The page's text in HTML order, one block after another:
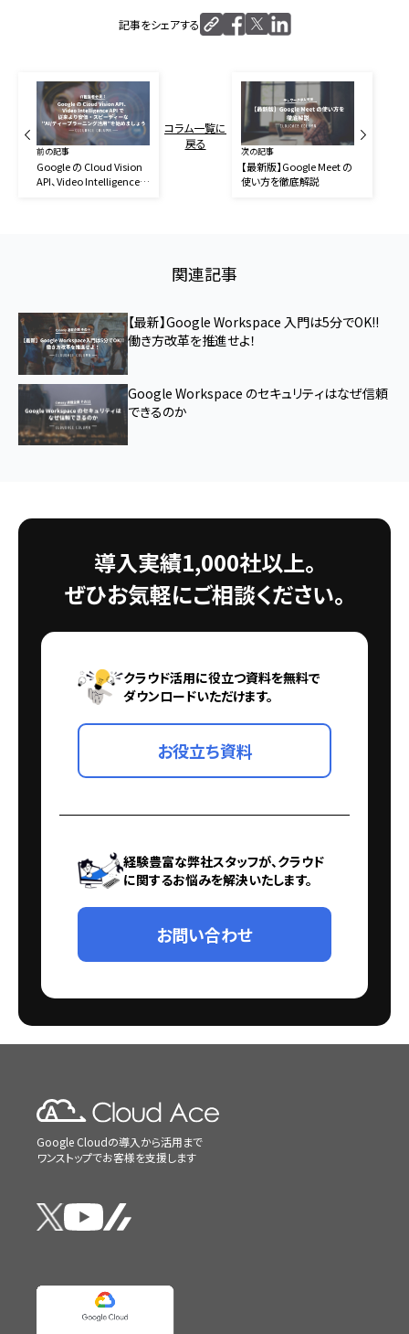
記事をシェアする
前の記事
Google の Cloud Vision
API、Video Intelligence
コラム一覧に
戻る
次の記事
【最新版】Google Meet の
使い方を徹底解説
関連記事
【最新】Google Workspace 入門は5分でOK!!
働き方改革を推進せよ！
Google Workspace のセキュリティはなぜ信頼
できるのか
導入実績1,000社以上。
ぜひお気軽にご相談ください。
クラウド活用に役立つ資料を無料で
ダウンロードいただけます。
お役立ち資料
経験豊富な弊社スタッフが、クラウド
に関するお悩みを解決いたします。
お問い合わせ
Google Cloudの導入から活用まで
ワンストップでお客様を支援します